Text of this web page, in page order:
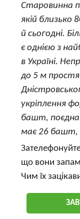
Старовинна
якій близько
й сьогодні.
є однією з
в Україні.
до 5 м
укріплення
башт,
має 26 башт,
що вони
Чим їх